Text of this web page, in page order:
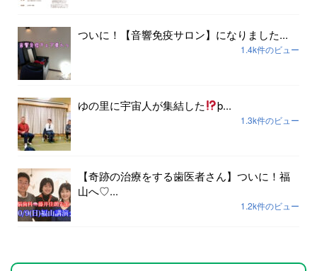
ついに！【音響免疫サロン】になりました...
1.4k件のビュー
ゆの里に宇宙人が集結した þ...
1.3k件のビュー
【奇跡の治療をする歯医者さん】ついに！福
山へ♡...
1.2k件のビュー